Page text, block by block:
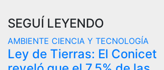
SEGUÍ LEYENDO
AMBIENTE CIENCIA Y TECNOLOGÍA
Ley de Tierras: El Conicet